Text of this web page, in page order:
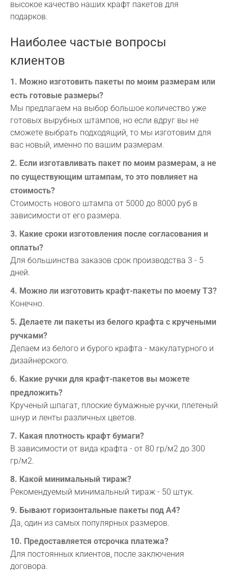
высокое качество наших крафт пакетов для
подарков.
Наиболее частые вопросы
клиентов
1. Можно изготовить пакеты по моим размерам или
есть готовые размеры?
Мы предлагаем на выбор большое количество уже
готовых вырубных штампов, но если вдруг вы не
сможете выбрать подходящий, то мы изготовим для
вас новый, именно по вашим размерам.
2. Если изготавливать пакет по моим размерам, а не
по существующим штампам, то это повлияет на
стоимость?
Стоимость нового штампа от 5000 до 8000 руб в
зависимости от его размера.
3. Какие сроки изготовления после согласования и
оплаты?
Для большинства заказов срок производства 3 - 5
дней.
4. Можно ли изготовить крафт-пакеты по моему ТЗ?
Конечно.
5. Делаете ли пакеты из белого крафта с кручеными
ручками?
Делаем из белого и бурого крафта - макулатурного и
дизайнерского.
6. Какие ручки для крафт-пакетов вы можете
предложить?
Крученый шпагат, плоские бумажные ручки, плетеный
шнур и ленты различных цветов.
7. Какая плотность крафт бумаги?
В зависимости от вида крафта - от 80 гр/м2 до 300
гр/м2.
8. Какой минимальный тираж?
Рекомендуемый минимальный тираж - 50 штук.
9. Бывают горизонтальные пакеты под А4?
Да, один из самых популярных размеров.
10. Предоставляется отсрочка платежа?
Для постоянных клиентов, после заключения
договора.